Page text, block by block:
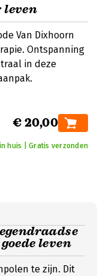
leven
Van Dixhoorn
Ontspanning
in deze
€ 20,00
huis | Gratis verzonden
leven
te zijn. Dit